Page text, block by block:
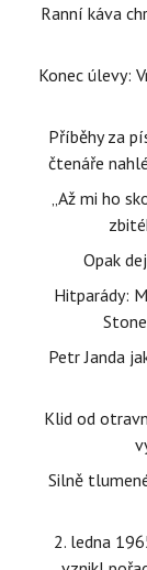
Ranní káva
Konec úlevy:
Příběhy za
čtenáře
„Až mi ho
Opak
Hitparády:
Petr Janda
Klid od
Silně
2. ledna